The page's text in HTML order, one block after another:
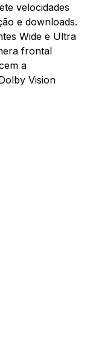
velocidades
e downloads.
Wide e Ultra
frontal
a
Vision